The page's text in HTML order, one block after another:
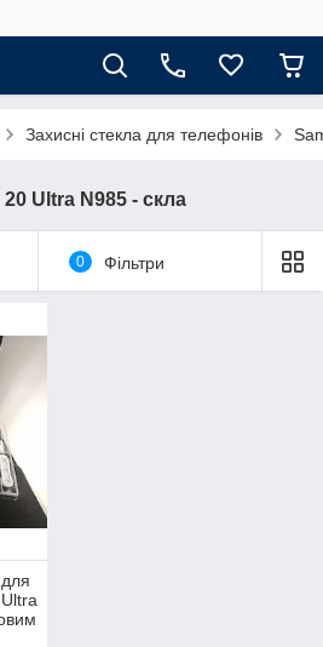
Захисні стекла для телефонів
Ultra N985 - скла
0 Фільтри